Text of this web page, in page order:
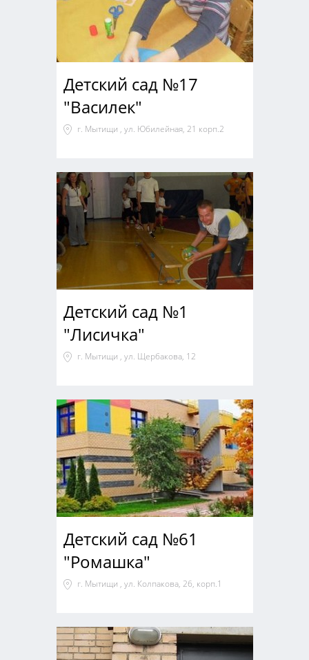
Детский сад №17
"Василек"
г. Мытищи , ул. Юбилейная, 21 корп.2
Детский сад №1
"Лисичка"
г. Мытищи , ул. Щербакова, 12
Детский сад №61
"Ромашка"
г. Мытищи , ул. Колпакова, 26, корп.1